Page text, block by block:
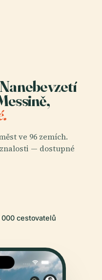
ve 96 zemích.
— dostupné
cestovatelů